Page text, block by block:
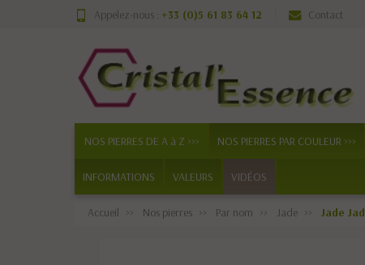
Appelez-nous : +33 (0)5 61 83 64 12 Contact
NOS PIERRES DE A à Z >>> NOS PIERRES PAR COULEUR >>>
INFORMATIONS VALEURS VIDÉOS
Accueil Nos pierres Par nom Jade Jade